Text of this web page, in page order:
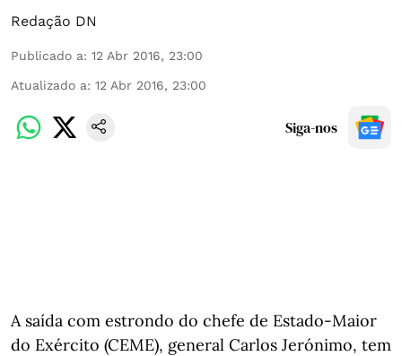
Redação DN
Publicado a: 12 Abr 2016, 23:00
Atualizado a: 12 Abr 2016, 23:00
Siga-nos
A saída com estrondo do chefe de Estado-Maior
do Exército (CEME), general Carlos Jerónimo, tem